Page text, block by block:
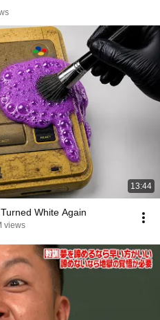
13:44
White Again
views